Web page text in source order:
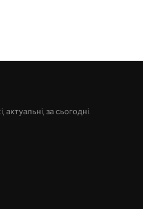
актуальні, за сьогодні.